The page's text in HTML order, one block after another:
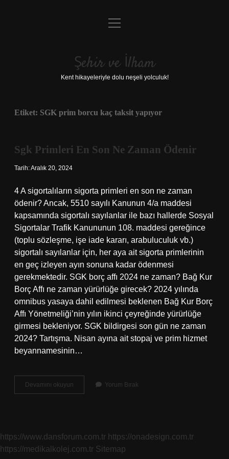
Anasayfa
Yasal Uyarı
menüyü
Şehir ve İlham
Kent hikayeleriyle dolu neşeli yolculuk!
Etiket: SGK prim borcu kaç taksit yapıyor
Sgk Primleri En Son Ne Zaman Ödenir
Tarih: Aralık 20, 2024
4 A sigortalıların sigorta primleri en son ne zaman
ödenir? Ancak, 5510 sayılı Kanunun 4/a maddesi
kapsamında sigortalı sayılanlar ile bazı hallerde Sosyal
Sigortalar Trafik Kanununun 108. maddesi gereğince
(toplu sözleşme, işe iade kararı, arabuluculuk vb.)
sigortalı sayılanlar için, her aya ait sigorta primlerinin
en geç izleyen ayın sonuna kadar ödenmesi
gerekmektedir. SGK borç affı 2024 ne zaman? Bağ Kur
Borç Affı ne zaman yürürlüğe girecek? 2024 yılında
omnibus yasaya dahil edilmesi beklenen Bağ Kur Borç
Affı Yönetmeliği’nin yılın ikinci çeyreğinde yürürlüğe
girmesi bekleniyor. SGK bildirgesi son gün ne zaman
2024? Tartışma. Nisan ayına ait stopaj ve prim hizmet
beyannamesinin…
Devamını okuyun
Primleri
Ödenir
Yorum Bırak
https://www.dansforum.com.tr https://onadesign.com.tr
https://medikalkolej.com.tr Sitemap